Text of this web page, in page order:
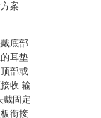
案
底部
耳垫
部或
收-输
戴固定
衔接